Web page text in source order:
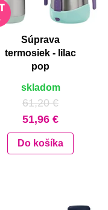
Súprava
termosiek - lilac
pop
skladom
61,20 €
51,96 €
Do košíka